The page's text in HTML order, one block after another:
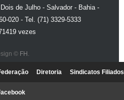
de Julho - Salvador - Bahia -
020 - Tel. (71) 3329-5333
vezes
© FH .
Diretoria Sindicatos Filiados